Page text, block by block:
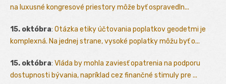
na luxusné kongresové priestory môže byť ospravedln...
15. októbra: Otázka etiky účtovania poplatkov geodetmi je
komplexná. Na jednej strane, vysoké poplatky môžu byť o...
15. októbra: Vláda by mohla zaviesť opatrenia na podporu
dostupnosti bývania, napríklad cez finančné stimuly pre ...